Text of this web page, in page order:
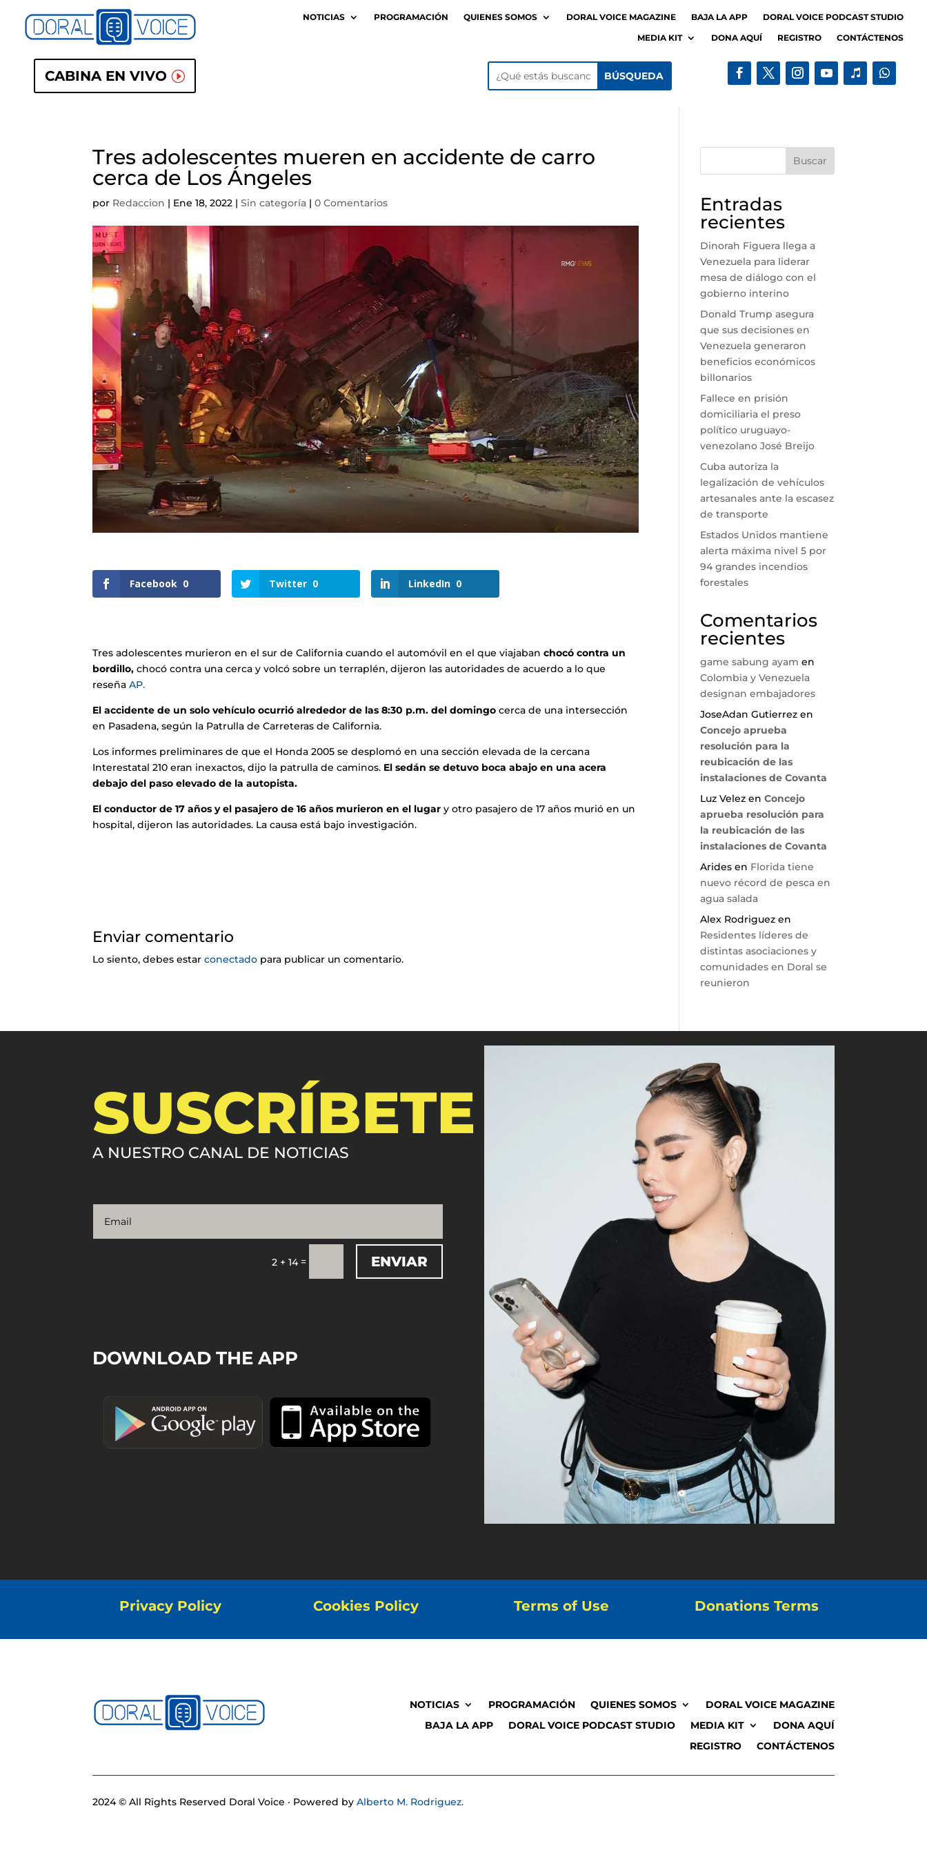
NOTICIAS PROGRAMACIÓN QUIENES SOMOS DORAL VOICE MAGAZINE BAJA LA APP
DORAL VOICE PODCAST STUDIO
MEDIA KIT
DONA AQUÍ REGISTRO CONTÁCTENOS
CABINA EN VIVO
Tres adolescentes mueren en accidente de carro
cerca de Los Ángeles
por Redaccion | Ene 18, 2022 |Sin categoría |0 Comentarios
Facebook 0 Twitter 0 LinkedIn 0
Tres adolescentes murieron en el sur de California cuando el automóvil en el que viajabanchocó contra un
bordillo, chocó contra una cerca y volcó sobre un terraplén, dijeron las autoridades de acuerdo a lo que
reseñaAP.
El accidente de un solo vehículo ocurrió alrededor de las 8:30 p.m. del domingo cerca de una intersección
en Pasadena, según la Patrulla de Carreteras de California.
Los informes preliminares de que el Honda 2005 se desplomó en una sección elevada de la cercana
Interestatal 210 eran inexactos, dijo la patrulla de caminos. El sedán se detuvo boca abajo en una acera
debajo del paso elevado de la autopista.
El conductor de 17 años y el pasajero de 16 años murieron en el lugar y otro pasajero de 17 años murió en un
hospital, dijeron las autoridades. La causa está bajo investigación.
Enviar comentario
Lo siento, debes estarconectado para publicar un comentario.
Buscar
Entradas
recientes
Dinorah Figuera llega a
Venezuela para liderar
mesa de diálogo con el
gobierno interino
Donald Trump asegura
que sus decisiones en
Venezuela generaron
beneficios económicos
billonarios
Fallece en prisión
domiciliaria el preso
político uruguayo-
venezolano José Breijo
Cuba autoriza la
legalización de vehículos
artesanales ante la escasez
de transporte
Estados Unidos mantiene
alerta máxima nivel 5 por
94 grandes incendios
forestales
Comentarios
recientes
game sabung ayam en
Colombia y Venezuela
designan embajadores
JoseAdan Gutierrez en
Concejo aprueba
resolución para la
reubicación de las
instalaciones de Covanta
Luz Velez enConcejo
aprueba resolución para
la reubicación de las
instalaciones de Covanta
Arides en Florida tiene
nuevo récord de pesca en
agua salada
Alex Rodriguez en
Residentes líderes de
distintas asociaciones y
comunidades en Doral se
reunieron
SUSCRÍBETE
A NUESTRO CANAL DE NOTICIAS
2 + 14= ENVIAR
DOWNLOAD THE APP
Privacy Policy Cookies Policy Terms of Use Donations Terms
NOTICIAS PROGRAMACIÓN QUIENES SOMOS
DORAL VOICE MAGAZINE
BAJA LA APP
DORAL VOICE PODCAST STUDIO MEDIA KIT
DONA AQUÍ
REGISTRO
CONTÁCTENOS
2024 © All Rights Reserved Doral Voice · Powered byAlberto M. Rodriguez.